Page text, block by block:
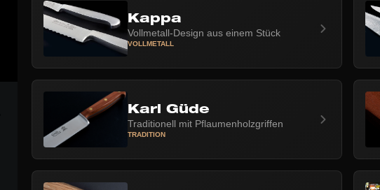
Kappa
Vollmetall-Design aus einem Stück
VOLLMETALL
Karl Güde
Traditionell mit Pflaumenholzgriffen
TRADITION